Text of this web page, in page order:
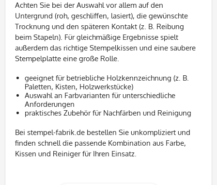
Achten Sie bei der Auswahl vor allem auf den
Untergrund (roh, geschliffen, lasiert), die gewünschte
Trocknung und den späteren Kontakt (z. B. Reibung
beim Stapeln). Für gleichmäßige Ergebnisse spielt
außerdem das richtige Stempelkissen und eine saubere
Stempelplatte eine große Rolle.
geeignet für betriebliche Holzkennzeichnung (z. B.
Paletten, Kisten, Holzwerkstücke)
Auswahl an Farbvarianten für unterschiedliche
Anforderungen
praktisches Zubehör für Nachfärben und Reinigung
Bei stempel-fabrik.de bestellen Sie unkompliziert und
finden schnell die passende Kombination aus Farbe,
Kissen und Reiniger für Ihren Einsatz.